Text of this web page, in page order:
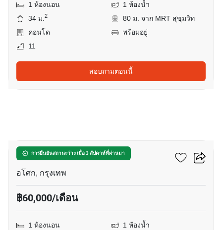
1 ห้องนอน
1 ห้องน้ำ
34 ม.2
80 ม. จาก MRT สุขุมวิท
คอนโด
พร้อมอยู่
11
สอบถามตอนนี้
การยืนยันสถานะว่าง เมื่อ 3 สัปดาห์ที่ผ่านมา
ดิ เอส อโศก
อโศก, กรุงเทพ
฿60,000/เดือน
1 ห้องนอน 1 ห้องน้ำ